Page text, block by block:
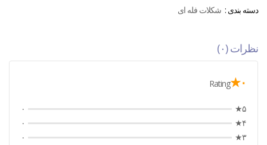
دسته بندی : شکلات فله ای
نظرات (۰)
۰★ Rating
۵★
۰
۴★
۰
۳★
۰